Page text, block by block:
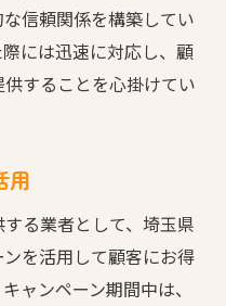
信頼関係を構築してい
には迅速に対応し、顧
することを心掛けてい
用
る業者として、埼玉県
を活用して顧客にお得
ャンペーン期間中は、